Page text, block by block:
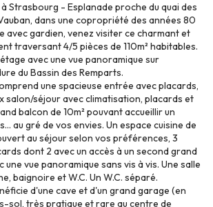
Strasbourg - Esplanade proche du quai des
dans une copropriété des années 80
avec gardien, venez visiter ce charmant et
traversant 4/5 pièces de 110m² habitables.
avec une vue panoramique sur
du Bassin des Remparts.
une spacieuse entrée avec placards,
salon/séjour avec climatisation, placards et
balcon de 10m² pouvant accueillir un
au gré de vos envies. Un espace cuisine de
au séjour selon vos préférences, 3
dont 2 avec un accès à un second grand
une vue panoramique sans vis à vis. Une salle
baignoire et W.C. Un W.C. séparé.
d'une cave et d'un grand garage (en
sol, très pratique et rare au centre de